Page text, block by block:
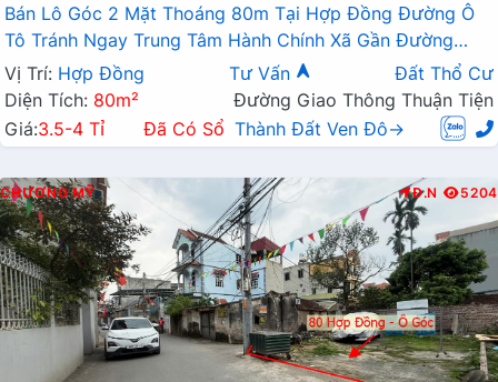
Bán Lô Góc 2 Mặt Thoáng 80m Tại Hợp Đồng Đường Ô
Tô Tránh Ngay Trung Tâm Hành Chính Xã Gần Đường
TL419
Vị Trí: Hợp Đồng Tư Vấn
Đất Thổ Cư
Diện Tích: 80m²
Đường Giao Thông Thuận Tiện
Giá:3.5-4 Tỉ Đã Có Sổ Thành Đất Ven Đô→
CHƯƠNG MỸ Đ.N 5204